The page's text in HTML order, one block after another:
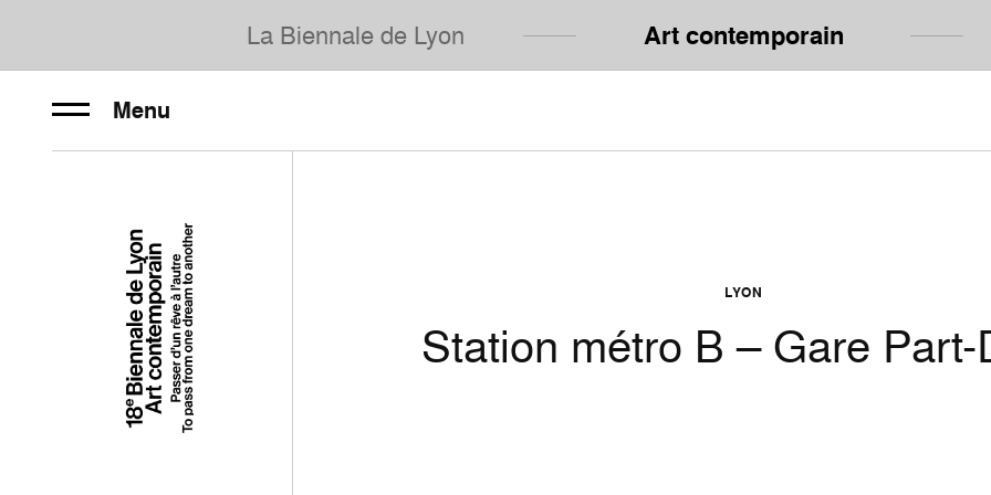
La Biennale de Lyon Art contemporain
Menu
LYON
Station métro B – Gare Part-